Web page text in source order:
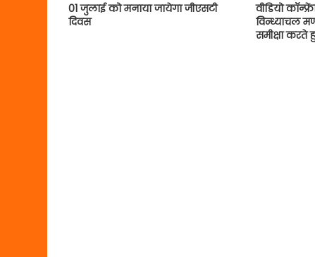
01 जुलाई को मनाया जायेगा जीएसटी
दिवस
वीडियो
विन्ध्याचल
समीक्षा करते